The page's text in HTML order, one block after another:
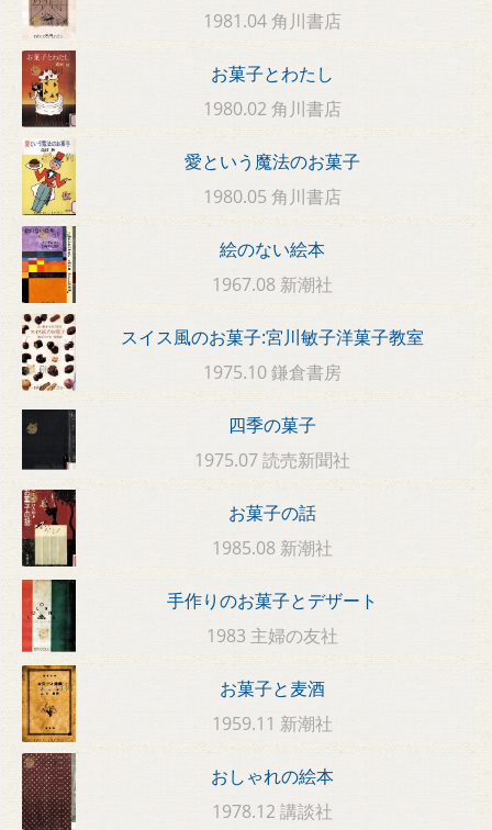
1981.04 角川書店
お菓子とわたし
1980.02 角川書店
愛という魔法のお菓子
1980.05 角川書店
絵のない絵本
1967.08 新潮社
スイス風のお菓子:宮川敏子洋菓子教室
1975.10 鎌倉書房
四季の菓子
1975.07 読売新聞社
お菓子の話
1985.08 新潮社
手作りのお菓子とデザート
1983 主婦の友社
お菓子と麦酒
1959.11 新潮社
おしゃれの絵本
1978.12 講談社